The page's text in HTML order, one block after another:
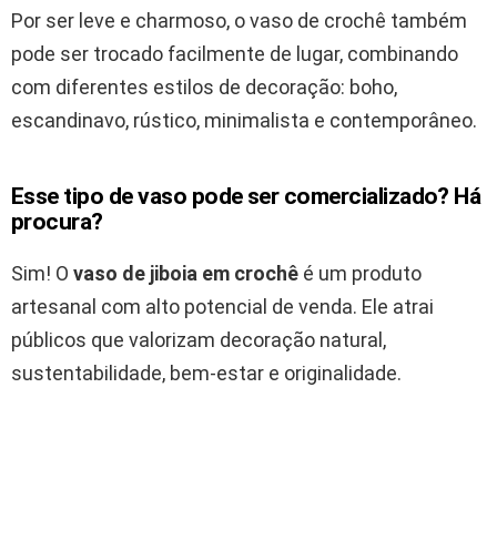
Por ser leve e charmoso, o vaso de crochê também
pode ser trocado facilmente de lugar, combinando
com diferentes estilos de decoração: boho,
escandinavo, rústico, minimalista e contemporâneo.
Esse tipo de vaso pode ser comercializado? Há
procura?
Sim! O vaso de jiboia em crochê é um produto
artesanal com alto potencial de venda. Ele atrai
públicos que valorizam decoração natural,
sustentabilidade, bem-estar e originalidade.